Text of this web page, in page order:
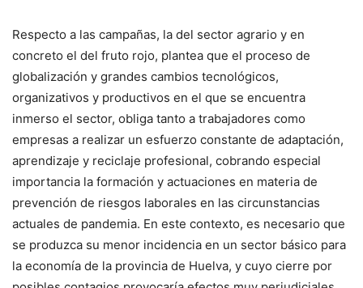
Respecto a las campañas, la del sector agrario y en
concreto el del fruto rojo, plantea que el proceso de
globalización y grandes cambios tecnológicos,
organizativos y productivos en el que se encuentra
inmerso el sector, obliga tanto a trabajadores como
empresas a realizar un esfuerzo constante de adaptación,
aprendizaje y reciclaje profesional, cobrando especial
importancia la formación y actuaciones en materia de
prevención de riesgos laborales en las circunstancias
actuales de pandemia. En este contexto, es necesario que
se produzca su menor incidencia en un sector básico para
la economía de la provincia de Huelva, y cuyo cierre por